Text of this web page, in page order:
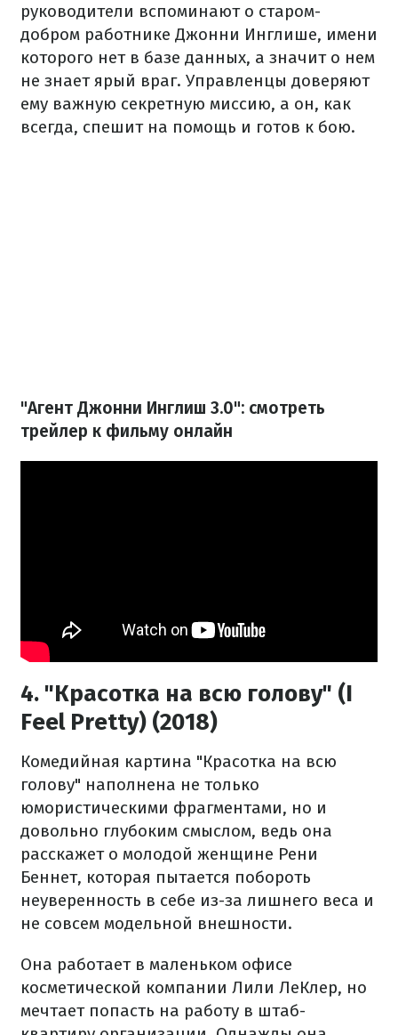
руководители вспоминают о старом-
добром работнике Джонни Инглише, имени
которого нет в базе данных, а значит о нем
не знает ярый враг. Управленцы доверяют
ему важную секретную миссию, а он, как
всегда, спешит на помощь и готов к бою.
"Агент Джонни Инглиш 3.0": смотреть
трейлер к фильму онлайн
4. "Красотка на всю голову" (I
Feel Pretty) (2018)
Комедийная картина "Красотка на всю
голову" наполнена не только
юмористическими фрагментами, но и
довольно глубоким смыслом, ведь она
расскажет о молодой женщине Рени
Беннет, которая пытается побороть
неуверенность в себе из-за лишнего веса и
не совсем модельной внешности.
Она работает в маленьком офисе
косметической компании Лили ЛеКлер, но
мечтает попасть на работу в штаб-